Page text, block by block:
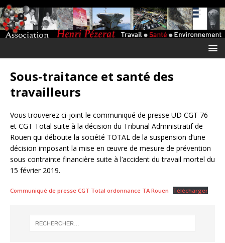
Sous-traitance et santé des
travailleurs
Vous trouverez ci-joint le communiqué de presse UD CGT 76
et CGT Total suite à la décision du Tribunal Administratif de
Rouen qui déboute la société TOTAL de la suspension d’une
décision imposant la mise en œuvre de mesure de prévention
sous contrainte financière suite à l’accident du travail mortel du
15 février 2019.
Communiqué de presse CGT Total ordonnance TA Rouen Télécharger